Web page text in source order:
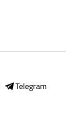
Telegram